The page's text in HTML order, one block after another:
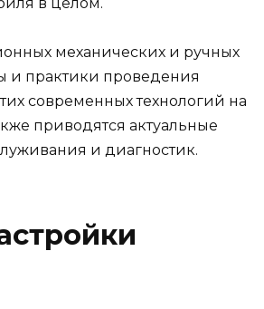
механических и ручных
и практики проведения
современных технологий на
приводятся актуальные
и диагностик.